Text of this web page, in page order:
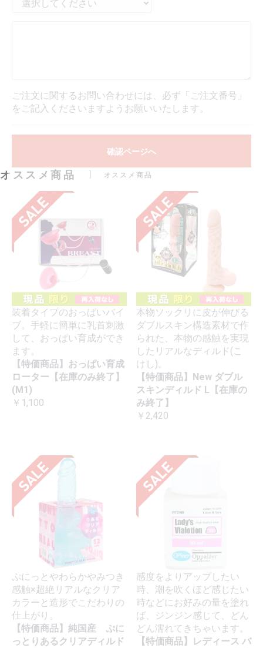
ご注文に関するお問い合わせには、必ず「ご注文番号」
をご記入くださいますようお願いいたします。
確認ページへ
オススメ商品 オススメ商品
装着タイプのおっぱいバイ
ブ。手軽に簡単に乳首刺激
して、おっぱい育成ができ
ます。
【特価商品】おっぱい育成
ローター【在庫のみ終了】
(M1)
￥1,100
本物ソックリに皮が伸びる
ダブルスキン構造素材で作
られた、本物の感触を実現
したリアルなディルド(こ
けし)。
【特価商品】New ダブル
スキンディルド L【在庫の
み終了】
￥2,420
ぷにっとやわらかやみつき
感触×超絶リアルなクリア
カラーと造形でこだわりの
仕上がり。
【特価商品】純国産 ぷに
っとりあるクリアディルド
感度をよりアップしたい
時、潮を吹くほど感じたい
時などにお好みの量を塗れ
ば、ジンジン感じて、どん
どん濡れてきちゃいます。
【特価商品】レディース バ